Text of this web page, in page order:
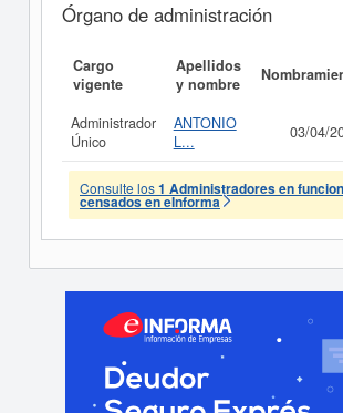
Órgano de administración
Cargo
vigente
Apellidos
y nombre
Administrador
Único
ANTONIO
L...
03/04/
Consulte los1 Administradores en
censados en eInforma